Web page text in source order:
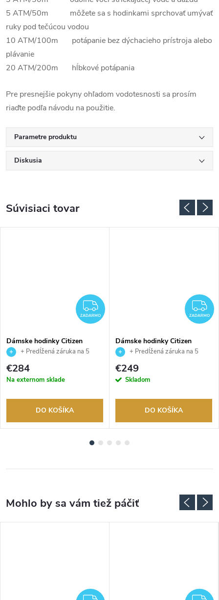
5 ATM/50m môžete sa s hodinkami sprchovať umývať
ruky pod tečúcou vodou
10 ATM/100m potápanie bez dýchacieho prístroja alebo
plávanie
20 ATM/200m hĺbkové potápania
Pre presnejšie pokyny ohľadom vodotesnosti sa prosím
riaďte podľa návodu na použitie.
Parametre produktu
Diskusia
Súvisiaci tovar
ZADARMO
ZADARMO
Dámske hodinky Citizen
EM1143-81X
+ Predĺžená záruka na 5
rokov. Až 100 dní na vrátenie
tovaru. Autorizovaný predajca.
€284
Na externom sklade
DO KOŠÍKA
ZADARMO
Dámske hodinky Citizen
EM1140-80D
+ Predĺžená záruka na 5
rokov. Až 100 dní na vrátenie
tovaru. Autorizovaný predajca.
€249
Skladom
DO KOŠÍKA